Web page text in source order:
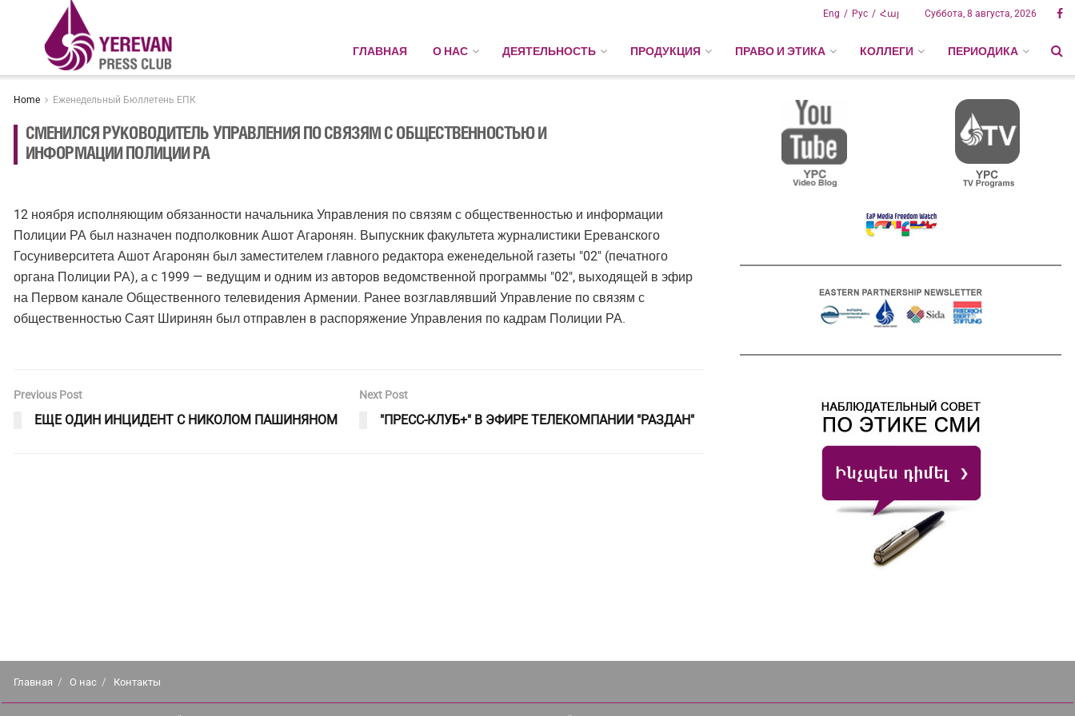
Рус Հայ
Eng Суббота, 8 августа, 2026
ГЛАВНАЯ О НАС ДЕЯТЕЛЬНОСТЬ ПРОДУКЦИЯ ПРАВО И ЭТИКА КОЛЛЕГИ ПЕРИОДИКА
Home Еженедельный Бюллетень ЕПК
СМЕНИЛСЯ РУКОВОДИТЕЛЬ УПРАВЛЕНИЯ ПО СВЯЗЯМ С ОБЩЕСТВЕННОСТЬЮ И
ИНФОРМАЦИИ ПОЛИЦИИ РА
12 ноября исполняющим обязанности начальника Управления по связям с общественностью и информации
Полиции РА был назначен подполковник Ашот Агаронян. Выпускник факультета журналистики Ереванского
Госуниверситета Ашот Агаронян был заместителем главного редактора еженедельной газеты "02" (печатного
органа Полиции РА), а с 1999 — ведущим и одним из авторов ведомственной программы "02", выходящей в эфир
на Первом канале Общественного телевидения Армении. Ранее возглавлявший Управление по связям с
общественностью Саят Ширинян был отправлен в распоряжение Управления по кадрам Полиции РА.
Previous Post
ЕЩЕ ОДИН ИНЦИДЕНТ С НИКОЛОМ ПАШИНЯНОМ
Next Post
"ПРЕСС-КЛУБ+" В ЭФИРЕ ТЕЛЕКОМПАНИИ "РАЗДАН"
Главная О нас Контакты